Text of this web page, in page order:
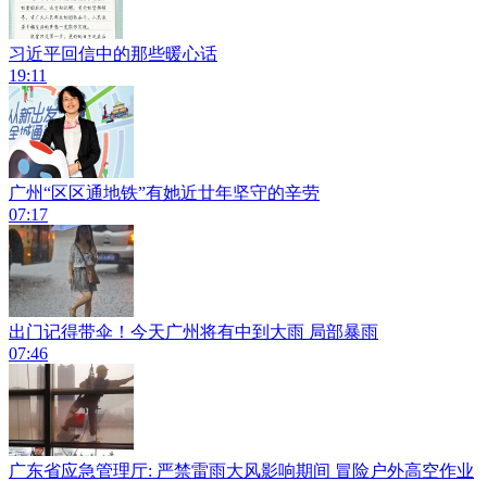
习近平回信中的那些暖心话
19:11
广州“区区通地铁”有她近廿年坚守的辛劳
07:17
出门记得带伞！今天广州将有中到大雨 局部暴雨
07:46
广东省应急管理厅: 严禁雷雨大风影响期间 冒险户外高空作业